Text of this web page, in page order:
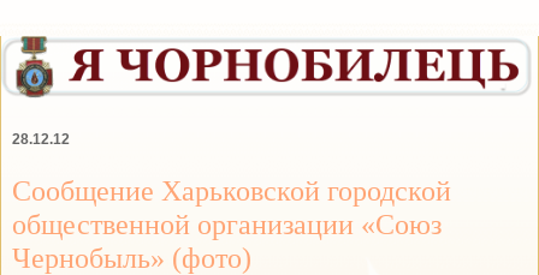
28.12.12
Сообщение Харьковской городской
общественной организации «Союз
Чернобыль» (фото)